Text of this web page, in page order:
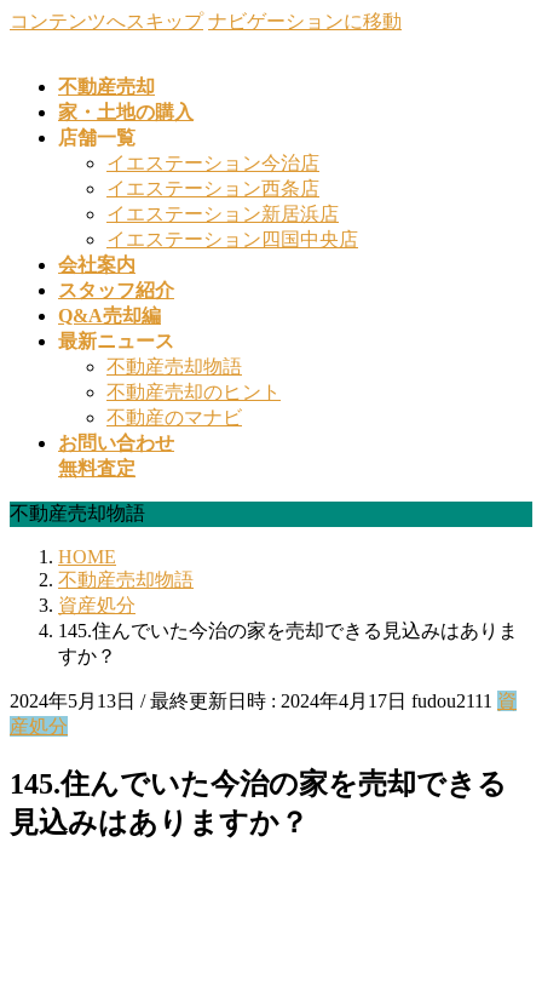
コンテンツへスキップ ナビゲーションに移動
不動産売却
家・土地の購入
店舗一覧
イエステーション今治店
イエステーション西条店
イエステーション新居浜店
イエステーション四国中央店
会社案内
スタッフ紹介
Q&A売却編
最新ニュース
不動産売却物語
不動産売却のヒント
不動産のマナビ
お問い合わせ
無料査定
不動産売却物語
HOME
不動産売却物語
資産処分
145.住んでいた今治の家を売却できる見込みはありま
すか？
2024年5月13日 / 最終更新日時 : 2024年4月17日 fudou2111 資
産処分
145.住んでいた今治の家を売却できる
見込みはありますか？